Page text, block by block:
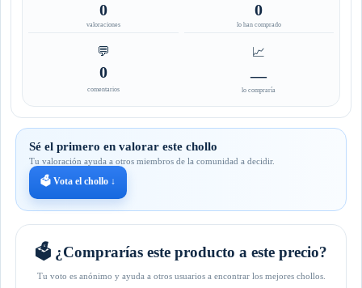
0
valoraciones
0
lo han comprado
💬
0
comentarios
📈
—
lo compraría
Sé el primero en valorar este chollo
Tu valoración ayuda a otros miembros de la comunidad a decidir.
🗳️ Vota el chollo ↓
🗳️ ¿Comprarías este producto a este precio?
Tu voto es anónimo y ayuda a otros usuarios a encontrar los mejores chollos.